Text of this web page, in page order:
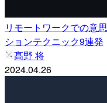
リモートワークでの意
ションテクニック9連発
髙野 将
2024.04.26